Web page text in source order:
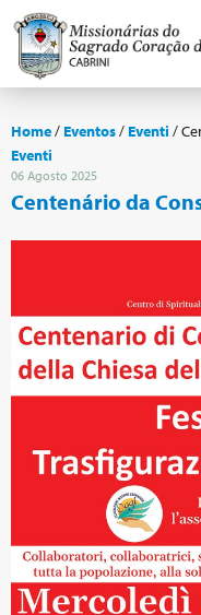
Home/ Eventos/ Eventi /
Eventi
06 Agosto 2025
Centenário da